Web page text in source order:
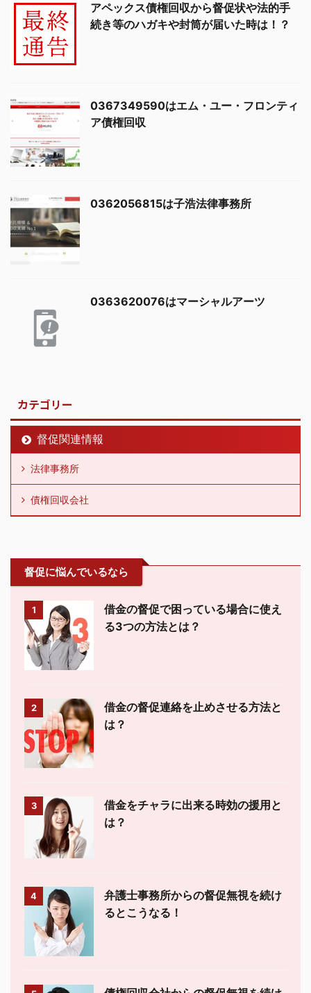
アペックス債権回収から督促状や法的手
続き等のハガキや封筒が届いた時は！？
0367349590はエム・ユー・フロンティ
ア債権回収
0362056815は子浩法律事務所
0363620076はマーシャルアーツ
カテゴリー
督促関連情報
法律事務所
債権回収会社
督促に悩んでいるなら
1
借金の督促で困っている場合に使え
る3つの方法とは？
2
借金の督促連絡を止めさせる方法と
は？
3
借金をチャラに出来る時効の援用と
は？
4
弁護士事務所からの督促無視を続け
るとこうなる！